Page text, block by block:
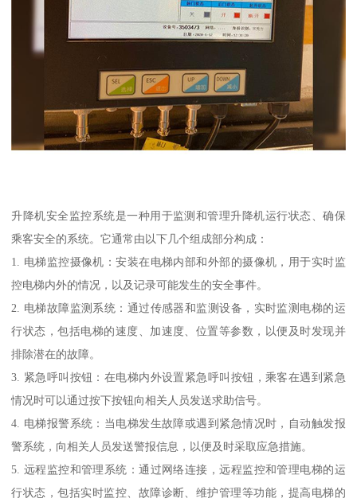
升降机安全监控系统是一种用于监测和管理升降机运行状态、确保
乘客安全的系统。它通常由以下几个组成部分构成：
1. 电梯监控摄像机：安装在电梯内部和外部的摄像机，用于实时监
控电梯内外的情况，以及记录可能发生的安全事件。
2. 电梯故障监测系统：通过传感器和监测设备，实时监测电梯的运
行状态，包括电梯的速度、加速度、位置等参数，以便及时发现并
排除潜在的故障。
3. 紧急呼叫按钮：在电梯内外设置紧急呼叫按钮，乘客在遇到紧急
情况时可以通过按下按钮向相关人员发送求助信号。
4. 电梯报警系统：当电梯发生故障或遇到紧急情况时，自动触发报
警系统，向相关人员发送警报信息，以便及时采取应急措施。
5. 远程监控和管理系统：通过网络连接，远程监控和管理电梯的运
行状态，包括实时监控、故障诊断、维护管理等功能，提高电梯的